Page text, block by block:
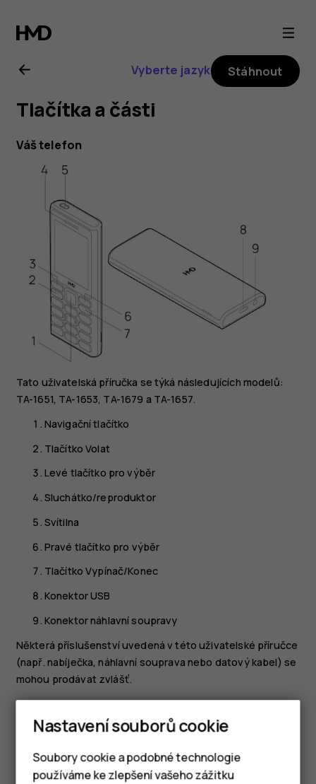
HMD
105
4G
uživatelská
příručka
Vyberte jazyk Stáhnout
Tlačítka a části
Váš telefon
Tato uživatelská příručka se týká následujících modelů:
TA-1651, TA-1653, TA-1679 a TA-1657.
Navigační tlačítko
Tlačítko Volat
Levé tlačítko pro výběr
Sluchátko/reproduktor
Svítilna
Pravé tlačítko pro výběr
Tlačítko Vypínač/Konec
Konektor USB
Konektor náhlavní soupravy
Některá příslušenství uvedená v této uživatelské příručce
(např. nabíječka, náhlavní souprava nebo datový kabel) se
mohou prodávat zvlášť.
vyžádal bezpečnostní kód pro ochranu vašeho
>
> Zabezpečení>Zámek tlačítek>Kód zámku
Vytvořte kód s 4–8 číslicemi a vyberte možnost
Nastavení souborů cookie
Soubory cookie a podobné technologie
používáme ke zlepšení vašeho zážitku